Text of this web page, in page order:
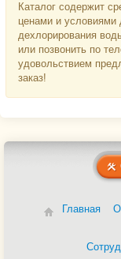
Каталог содержит
ценами и условиями
дехлорирования
или позвонить по
удовольствием
заказ!
Главная О